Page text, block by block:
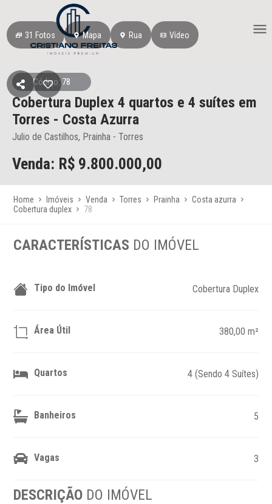
31 Fotos Mapa Rua Vídeo
Código: 78
Cobertura Duplex 4 quartos e 4 suítes em
Torres - Costa Azurra
Julio de Castilhos, Prainha - Torres
Venda: R$ 9.800.000,00
Home Imóveis Venda Torres Prainha
Costa azurra
Cobertura duplex
78
CARACTERÍSTICAS DO IMÓVEL
Tipo do Imóvel Cobertura Duplex
Área Útil 380,00 m²
Quartos 4 (Sendo 4 Suítes)
Banheiros 5
Vagas 3
DESCRIÇÃO DO IMÓVEL